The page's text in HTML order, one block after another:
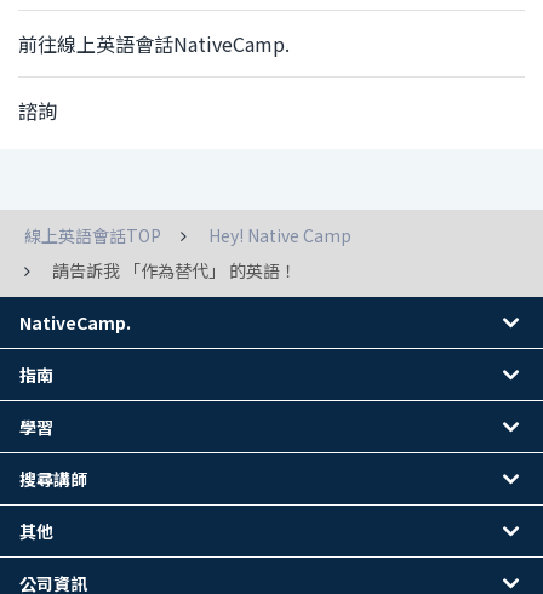
前往線上英語會話NativeCamp.
諮詢
線上英語會話TOP
Hey! Native Camp
請告訴我 「作為替代」 的英語！
NativeCamp.
指南
學習
搜尋講師
其他
公司資訊